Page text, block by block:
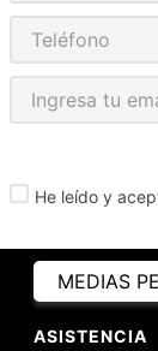
He leído y
MEDIAS
ASISTENCIA